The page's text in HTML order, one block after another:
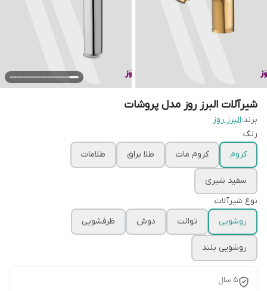
شیرآلات البرز روز مدل پروشات
برند:البرز روز
رنگ
کروم
کروم مات طلا براق طلامات
سفید شیری
نوع شیرآلات
روشویی
توالت دوش ظرفشویی
روشویی بلند
5 سال